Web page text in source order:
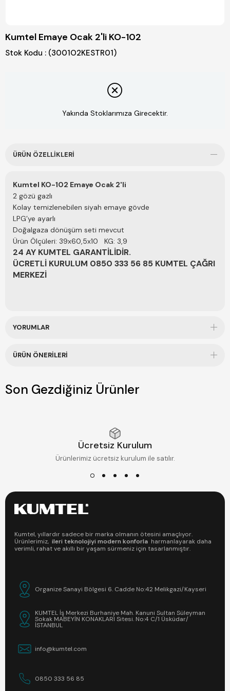
Kumtel Emaye Ocak 2'li KO-102
Stok Kodu (3001O2KESTR01)
Yakında Stoklarımıza Girecektir.
ÜRÜN ÖZELLIKLERI
Kumtel KO-102 Emaye Ocak 2'li
2 gözü gazlı
Kolay temizlenebilen siyah emaye gövde
LPG’ye ayarlı
Doğalgaza dönüşüm seti mevcut
Ürün Ölçüleri: 39x60,5x10 KG: 3,9
24 AY KUMTEL GARANTİLİDİR.
ÜCRETLİ KURULUM 0850 333 56 85 KUMTEL ÇAĞRI
MERKEZİ
YORUMLAR
ÜRÜN ÖNERILERI
Son Gezdiğiniz Ürünler
Ücretsiz Kurulum
Ürünlerimiz ücretsiz kurulum ile satılır.
Kumtel, yıllardır sadece bir marka olmanın ötesini amaçlıyor.
Ürünlerimiz, ileri teknolojiyi modern konforla harmanlayarak daha
verimli, rahat ve akıllı bir yaşam sürmeniz için tasarlanmıştır.
Organize Sanayi Bölgesi 6. Cadde No:42 Melikgazi/Kayseri
KUMTEL İş Merkezi Burhaniye Mah. Kanuni Sultan Süleyman
Sokak MABEYİN KONAKLARI Sitesi. No:4 C/1 Üsküdar/
İSTANBUL
info@kumtel.com
0850 333 56 85